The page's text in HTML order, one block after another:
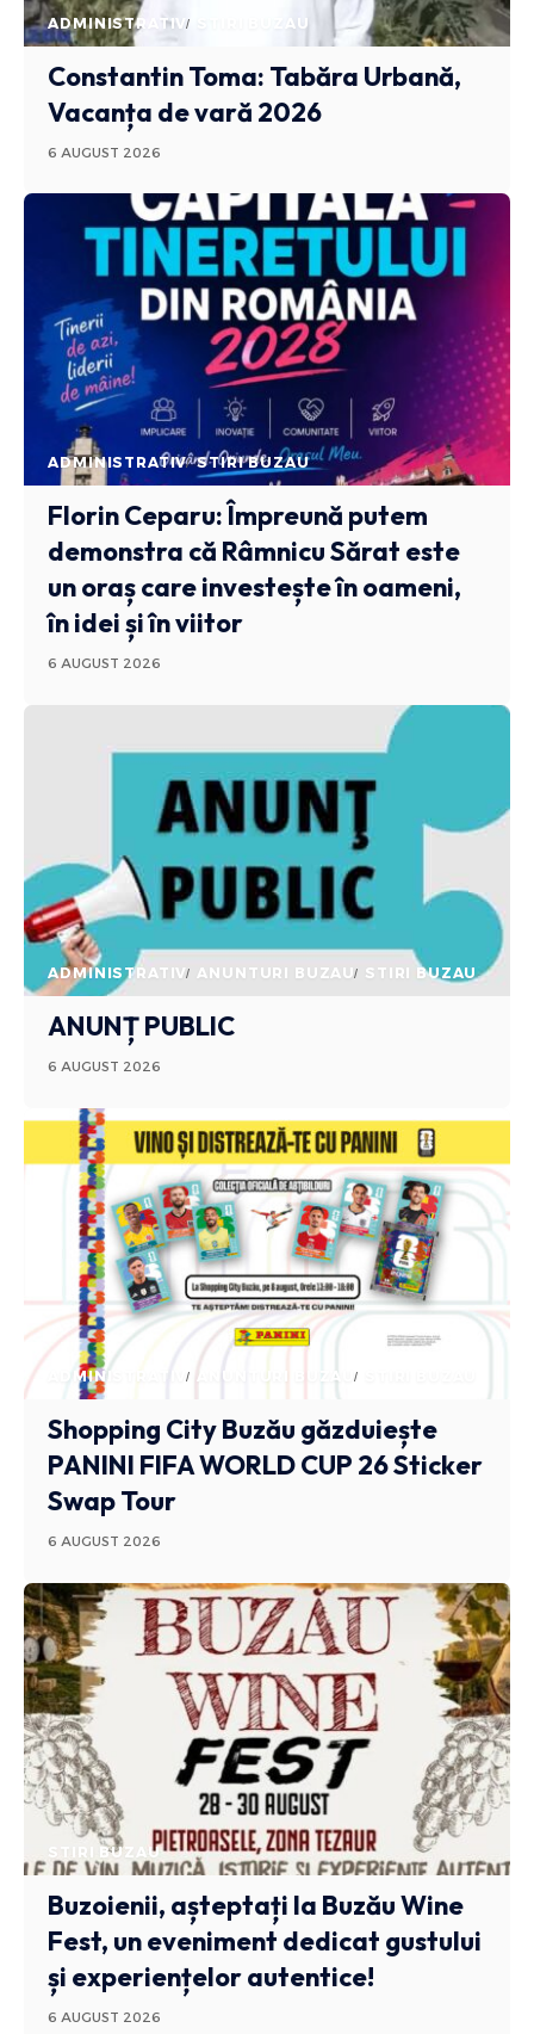
ADMINISTRATIV STIRI BUZAU
Constantin Toma: Tabăra Urbană,
Vacanța de vară 2026
6 AUGUST 2026
ADMINISTRATIV STIRI BUZAU
Florin Ceparu: Împreună putem
demonstra că Râmnicu Sărat este
un oraș care investește în oameni,
în idei și în viitor
6 AUGUST 2026
ADMINISTRATIV ANUNTURI BUZAU STIRI BUZAU
ANUNȚ PUBLIC
6 AUGUST 2026
ADMINISTRATIV ANUNTURI BUZAU
Shopping City Buzău găzduiește
PANINI FIFA WORLD CUP 26 Sticker
Swap Tour
6 AUGUST 2026
STIRI BUZAU
Buzoienii, așteptați la Buzău Wine
Fest, un eveniment dedicat gustului
și experiențelor autentice!
6 AUGUST 2026